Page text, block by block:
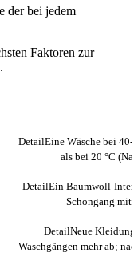
der bei jedem
Faktoren zur
DetailEine Wäsche bei 40-
als bei 20 °C
DetailEin Baumwoll-
Schongang mit
DetailNeue
Waschgängen mehr ab;